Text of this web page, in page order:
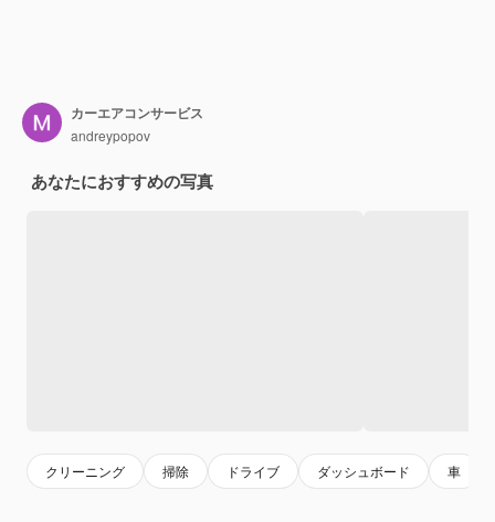
カーエアコンサービス
andreypopov
あなたにおすすめの写真
クリーニング 掃除 ドライブ ダッシュボード 車